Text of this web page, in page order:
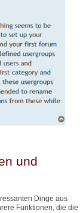
und
Dinge aus
Funktionen, die die